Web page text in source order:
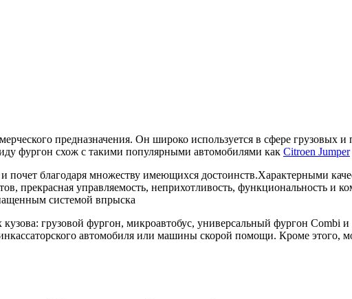
предназначения. Он широко используется в сфере грузовых
фургон схож с такими популярными автомобилями как Citroen Jumper
благодаря множеству имеющихся достоинств.Характерными
прекрасная управляемость, неприхотливость, функциональность
системой впрыска
грузовой фургон, микроавтобус, универсальный фургон Combi
автомобиля или машины скорой помощи. Кроме этого,